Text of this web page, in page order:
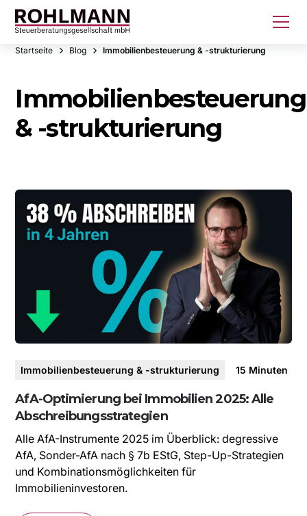
Startseite Blog Immobilienbesteuerung & -strukturierung
Immobilienbesteuerung
& -strukturierung
Immobilienbesteuerung & -strukturierung 15 Minuten
AfA-Optimierung bei Immobilien 2025: Alle
Abschreibungsstrategien
Alle AfA-Instrumente 2025 im Überblick: degressive
AfA, Sonder-AfA nach § 7b EStG, Step-Up-Strategien
und Kombinationsmöglichkeiten für
Immobilieninvestoren.